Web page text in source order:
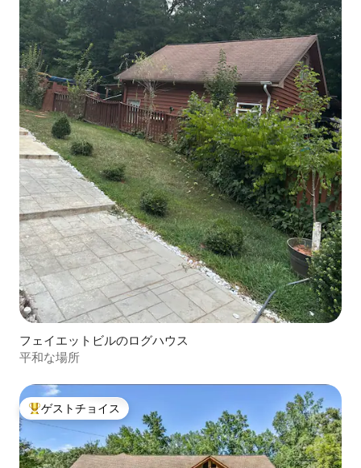
フェイエットビルのログハウス
平和な場所
大好評のゲストチョイスです。
ゲストチョイス